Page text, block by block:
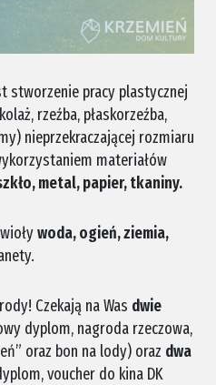
stworzenie pracy plastycznej
rzeźba, płaskorzeźba,
nieprzekraczającej rozmiaru
materiałów
metal, papier, tkaniny.
woda, ogień, ziemia,
Czekają na Was dwie
dyplom, nagroda rzeczowa,
oraz bon na lody) oraz dwa
voucher do kina DK